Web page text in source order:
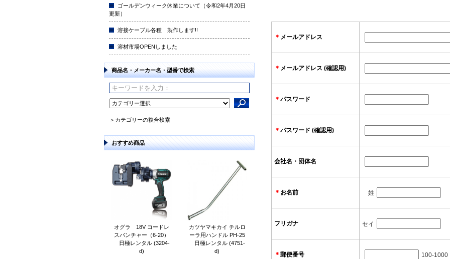
ゴールデンウィーク休業について（令和2年4月20日
更新）
溶接ケーブル各種 製作します!!
溶材市場OPENしました
商品名・メーカー名・型番で検索
＞カテゴリーの複合検索
おすすめ商品
オグラ 18V コードレ
スパンチャー（6-20）
日極レンタル (3204-
d)
カツヤマキカイ チルロ
ーラ用ハンドル PH-25
日極レンタル (4751-
d)
＊ メールアドレス
＊ メールアドレス (確認用)
＊ パスワード
＊ パスワード (確認用)
会社名・団体名
＊ お名前 姓
フリガナ セイ
＊ 郵便番号 100-1000